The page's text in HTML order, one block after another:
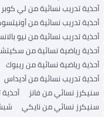
أحذية تدريب نسائية من لي كوبر
أحذية تدريب نسائية من
أحذية تدريب نسائية من نيو
أحذية رياضية نسائية من
أحذية رياضية نسائية من ريبوك
أحذية تدريب نسائية من أديداس
سنيكرز نسائي من فانز
سنيكرز نسائي من نايكي